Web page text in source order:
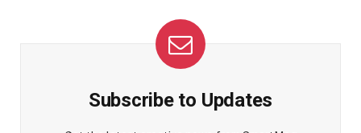
Subscribe to Updates